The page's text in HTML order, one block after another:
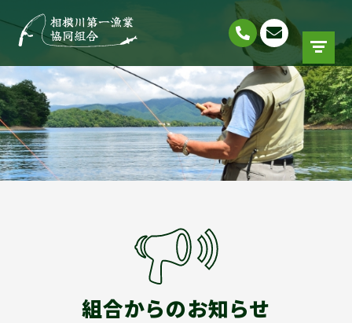
組合からのお知らせ